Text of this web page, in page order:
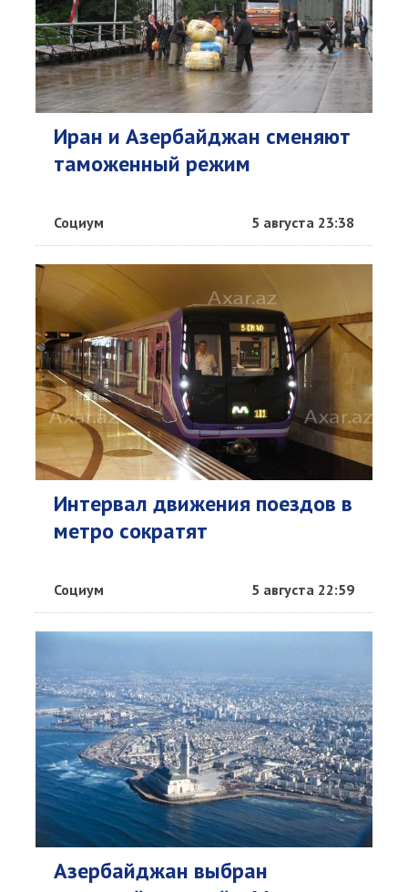
Иран и Азербайджан сменяют
таможенный режим
Социум 5 августа 23:38
Интервал движения поездов в
метро сократят
Социум 5 августа 22:59
Азербайджан выбран